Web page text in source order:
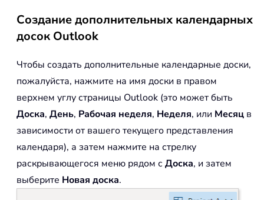
Создание дополнительных календарных
досок Outlook
Чтобы создать дополнительные календарные доски,
пожалуйста, нажмите на имя доски в правом
верхнем углу страницы Outlook (это может быть
Доска, День, Рабочая неделя, Неделя, или Месяц в
зависимости от вашего текущего представления
календаря), а затем нажмите на стрелку
раскрывающегося меню рядом с Доска, и затем
выберите Новая доска.